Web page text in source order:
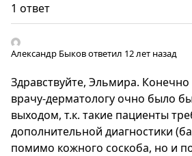
1 ответ
Александр Быковответил 12 лет назад
Здравствуйте, Эльмира. Конечно
врачу-дерматологу очно было
выходом, т.к. такие пациенты
дополнительной диагностики
помимо кожного соскоба, но и